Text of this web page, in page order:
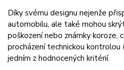
Díky svému designu nejenže
automobilu, ale také mohou
poškození nebo známky koroze,
procházení technickou
jedním z hodnocených kritérií.